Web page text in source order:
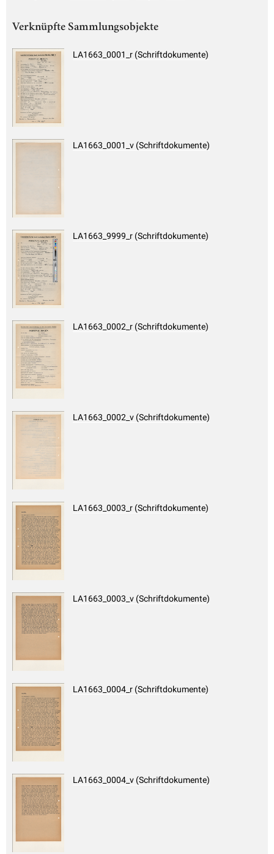
Verknüpfte Sammlungsobjekte
LA1663_0001_r (Schriftdokumente)
LA1663_0001_v (Schriftdokumente)
LA1663_9999_r (Schriftdokumente)
LA1663_0002_r (Schriftdokumente)
LA1663_0002_v (Schriftdokumente)
LA1663_0003_r (Schriftdokumente)
LA1663_0003_v (Schriftdokumente)
LA1663_0004_r (Schriftdokumente)
LA1663_0004_v (Schriftdokumente)